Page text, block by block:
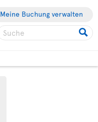
Meine Buchung verwalten